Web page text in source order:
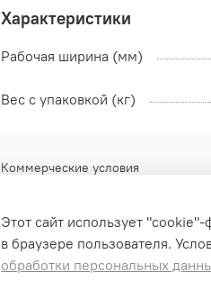
Характеристики
Рабочая ширина (мм)
Вес с упаковкой (кг)
Коммерческие условия
Доставка
Обмен и возврат
Этот сайт использует
в браузере пользователя.
обработки персональных